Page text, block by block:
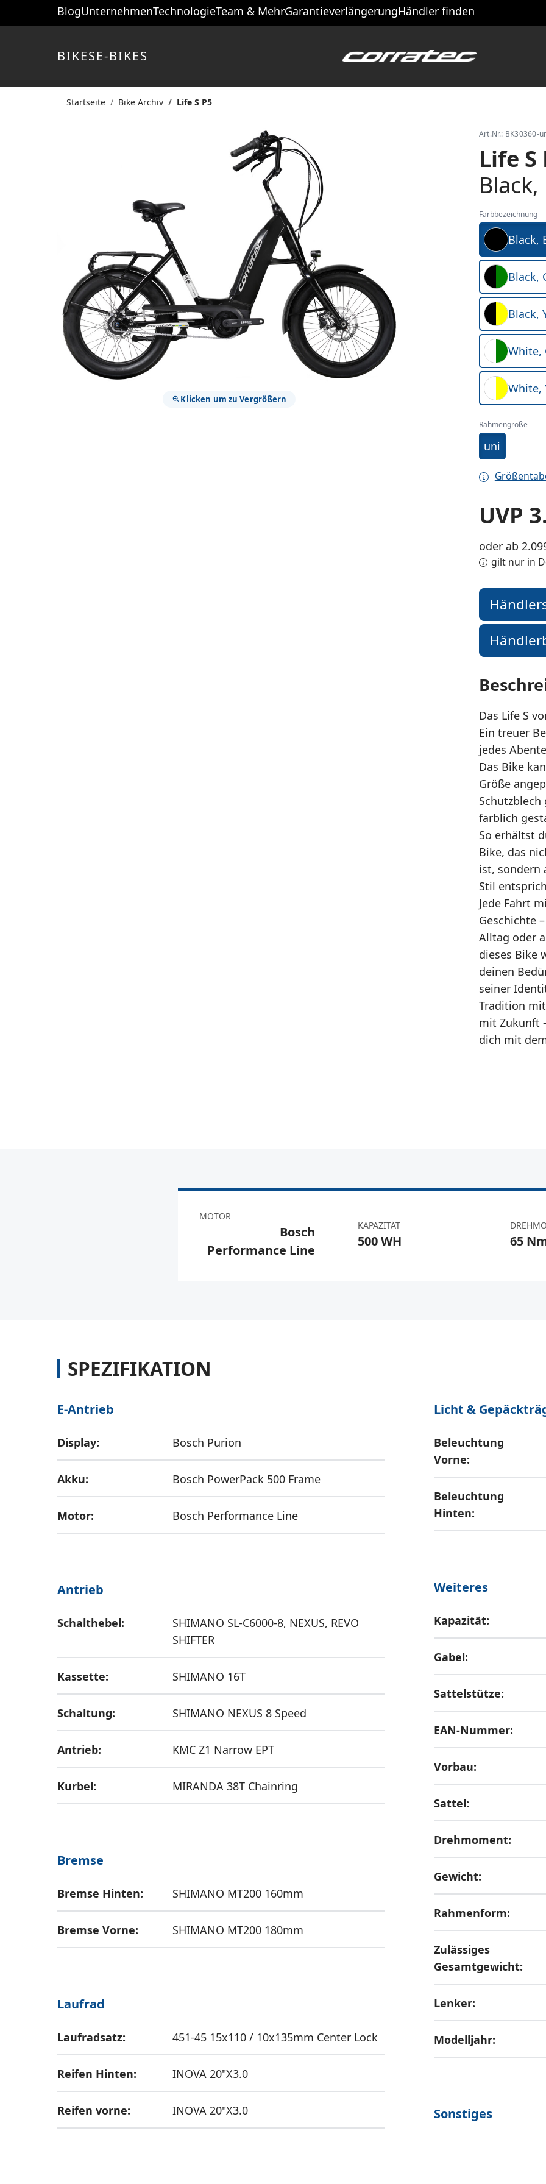
BlogUnternehmenTechnologieTeam & MehrGarantieverlängerungHändler finden
BIKESE-BIKES
Startseite Bike Archiv Life S P5
Klicken um zu Vergrößern
Art.Nr.: BK30360-
Life S
Farbbezeichnung
Black,
Black,
Black,
White,
White,
Rahmengröße
uni
UVP
oder ab
gilt nur in
Das Life S
Ein treuer
jedes
Das Bike
Größe
Schutzblech
farblich
So erhältst
Bike, das
ist, sondern
Stil
Jede Fahrt
Geschichte
Alltag oder
dieses Bike
deinen
seiner
Tradition
mit Zukunft
dich mit
MOTOR
Bosch
Performance Line
KAPAZITÄT
500 WH 65
SPEZIFIKATION
E-Antrieb
Display: Bosch Purion
Akku: Bosch PowerPack 500 Frame
Motor: Bosch Performance Line
Antrieb
Schalthebel:
SHIMANO SL-C6000-8, NEXUS, REVO
SHIFTER
Kassette: SHIMANO 16T
Schaltung: SHIMANO NEXUS 8 Speed
Antrieb: KMC Z1 Narrow EPT
Kurbel: MIRANDA 38T Chainring
Bremse
Bremse Hinten: SHIMANO MT200 160mm
Bremse Vorne: SHIMANO MT200 180mm
Laufrad
Laufradsatz: 451-45 15x110 / 10x135mm Center Lock
Reifen Hinten: INOVA 20"X3.0
Reifen vorne: INOVA 20"X3.0
Licht &
Beleuchtung
Vorne:
Beleuchtung
Hinten:
Weiteres
Kapazität:
Gabel:
Sattelstütze:
EAN-Nummer:
Vorbau:
Sattel:
Drehmoment:
Gewicht:
Rahmenform:
Zulässiges
Gesamtgewicht:
Lenker:
Modelljahr:
Sonstiges